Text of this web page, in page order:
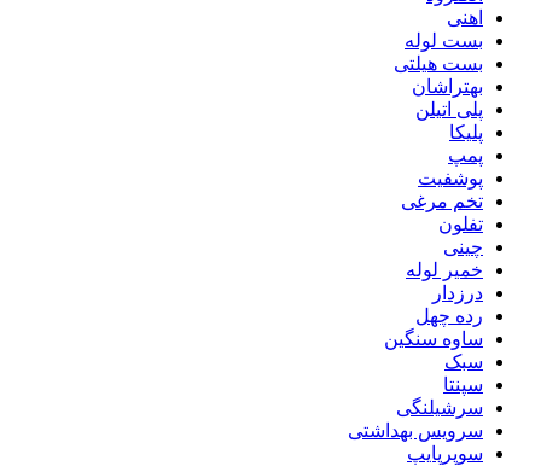
اهنی
بست لوله
بست هیلتی
بهتراشان
پلی اتیلن
پلیکا
پمپ
پوشفیت
تخم مرغی
تفلون
چینی
خمیر لوله
درزدار
رده چهل
ساوه سنگین
سبک
سپنتا
سرشیلنگی
سرویس بهداشتی
سوپرپایپ